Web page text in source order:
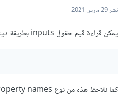
نشر29 مارس 2021
يمكن قراءة قيم حقول inputs بطريقة ديناميكية باستعمال handler وحيد يكون بالشكل التالي: